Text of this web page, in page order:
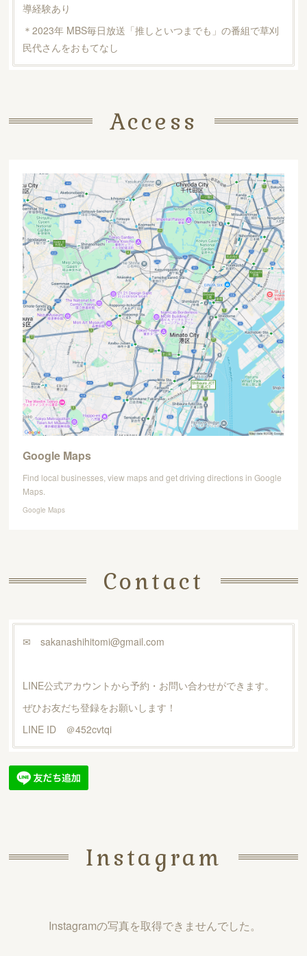
導経験あり
＊2023年 MBS毎日放送「推しといつまでも」の番組で草刈
民代さんをおもてなし
Access
Google Maps
Find local businesses, view maps and get driving directions in Google
Maps.
Google Maps
Contact
✉ sakanashihitomi@gmail.com
LINE公式アカウントから予約・お問い合わせができます。
ぜひお友だち登録をお願いします！
LINE ID ＠452cvtqi
Instagram
Instagramの写真を取得できませんでした。